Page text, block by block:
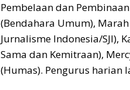
Pembelaan dan
(Bendahara Umum),
Jurnalisme Indonesia/SJI),
Sama dan Kemitraan),
(Humas). Pengurus harian